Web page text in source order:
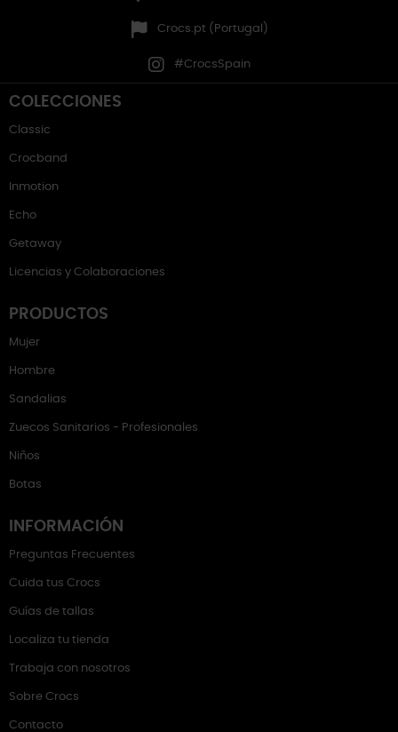
Crocs.pt (Portugal)
#CrocsSpain
COLECCIONES
Classic
Crocband
Inmotion
Echo
Getaway
Licencias y Colaboraciones
PRODUCTOS
Mujer
Hombre
Sandalias
Zuecos Sanitarios - Profesionales
Niños
Botas
INFORMACIÓN
Preguntas Frecuentes
Cuida tus Crocs
Guías de tallas
Localiza tu tienda
Trabaja con nosotros
Sobre Crocs
Contacto